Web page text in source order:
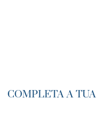
COMPLETA A